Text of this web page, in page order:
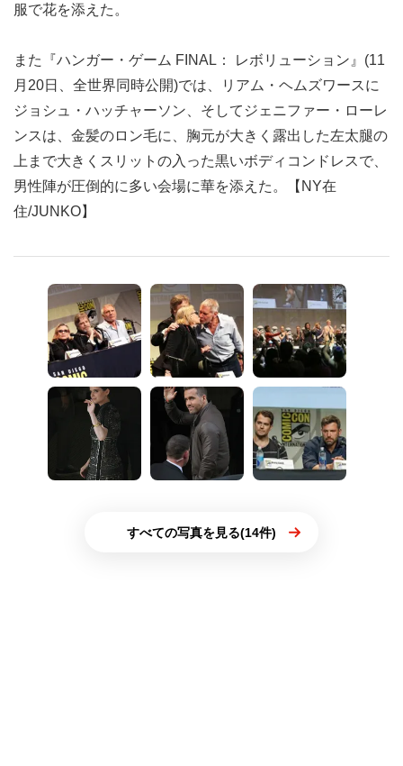
服で花を添えた。
また『ハンガー・ゲーム FINAL： レボリューション』(11
月20日、全世界同時公開)では、リアム・ヘムズワースに
ジョシュ・ハッチャーソン、そしてジェニファー・ローレ
ンスは、金髪のロン毛に、胸元が大きく露出した左太腿の
上まで大きくスリットの入った黒いボディコンドレスで、
男性陣が圧倒的に多い会場に華を添えた。【NY在
住/JUNKO】
すべての写真を見る(14件)